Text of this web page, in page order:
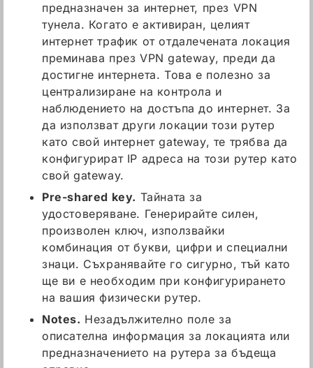
предназначен за интернет, през VPN
тунела. Когато е активиран, целият
интернет трафик от отдалечената локация
преминава през VPN gateway, преди да
достигне интернета. Това е полезно за
централизиране на контрола и
наблюдението на достъпа до интернет. За
да използват други локации този рутер
като свой интернет gateway, те трябва да
конфигурират IP адреса на този рутер като
свой gateway.
Pre-shared key. Тайната за
удостоверяване. Генерирайте силен,
произволен ключ, използвайки
комбинация от букви, цифри и специални
знаци. Съхранявайте го сигурно, тъй като
ще ви е необходим при конфигурирането
на вашия физически рутер.
Notes. Незадължително поле за
описателна информация за локацията или
предназначението на рутера за бъдеща